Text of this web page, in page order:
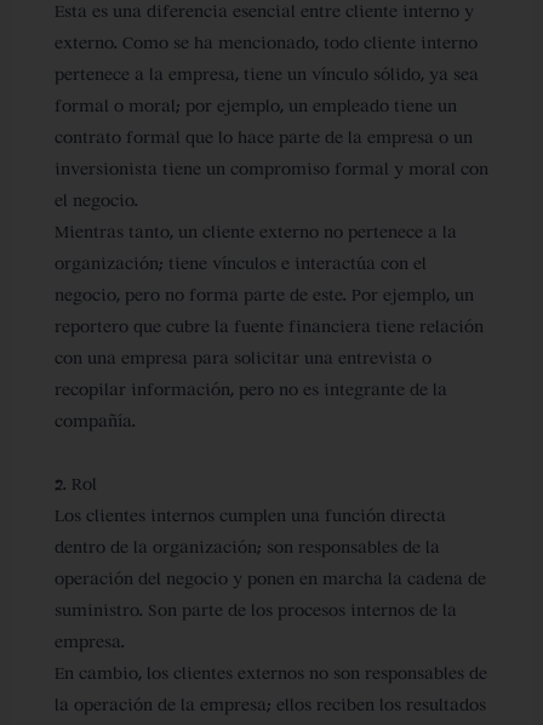
Esta es una diferencia esencial entre cliente interno y
externo. Como se ha mencionado, todo cliente interno
pertenece a la empresa, tiene un vínculo sólido, ya sea
formal o moral; por ejemplo, un empleado tiene un
contrato formal que lo hace parte de la empresa o un
inversionista tiene un compromiso formal y moral con
el negocio.
Mientras tanto, un cliente externo no pertenece a la
organización; tiene vínculos e interactúa con el
negocio, pero no forma parte de este. Por ejemplo, un
reportero que cubre la fuente financiera tiene relación
con una empresa para solicitar una entrevista o
recopilar información, pero no es integrante de la
compañía.
2. Rol
Los clientes internos cumplen una función directa
dentro de la organización; son responsables de la
operación del negocio y ponen en marcha la cadena de
suministro. Son parte de los procesos internos de la
empresa.
En cambio, los clientes externos no son responsables de
la operación de la empresa; ellos reciben los resultados